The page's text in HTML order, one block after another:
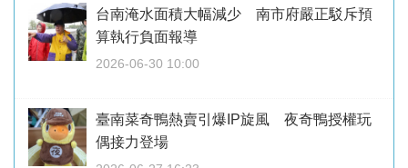
台南淹水面積大幅減少 南市府嚴正駁斥預
算執行負面報導
2026-06-30 10:00
臺南菜奇鴨熱賣引爆IP旋風 夜奇鴨授權玩
偶接力登場